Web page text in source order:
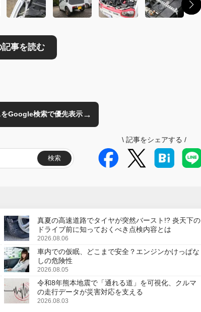
Google検索で優先表示→
検索
\ 記事をシェアする /
真夏の高速道路でタイヤが突然バースト!? 炎天下の
ドライブ前に知っておくべき点検内容とは
2026.08.06
車内での仮眠、どこまで安全？エンジンかけっぱな
しの危険性
2026.08.05
令和8年熊本地震で「通れる道」を可視化、クルマ
の走行データが災害対応を支える
2026.08.03